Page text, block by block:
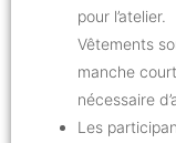
pour l’atelier.
Vêtements
manche
nécessaire
Les